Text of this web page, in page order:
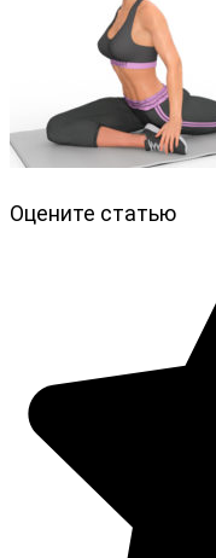
Оцените статью